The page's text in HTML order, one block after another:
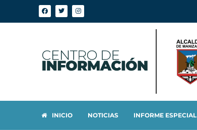
INICIO NOTICIAS INFORME ESPECIAL